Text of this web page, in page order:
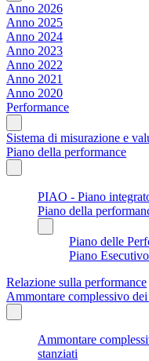
Anno 2026
Anno 2025
Anno 2024
Anno 2023
Anno 2022
Anno 2021
Anno 2020
Performance
Sistema di misurazione e
Piano della performance
PIAO - Piano
Piano della
Piano delle
Piano
Relazione sulla performance
Ammontare complessivo
Ammontare
stanziati